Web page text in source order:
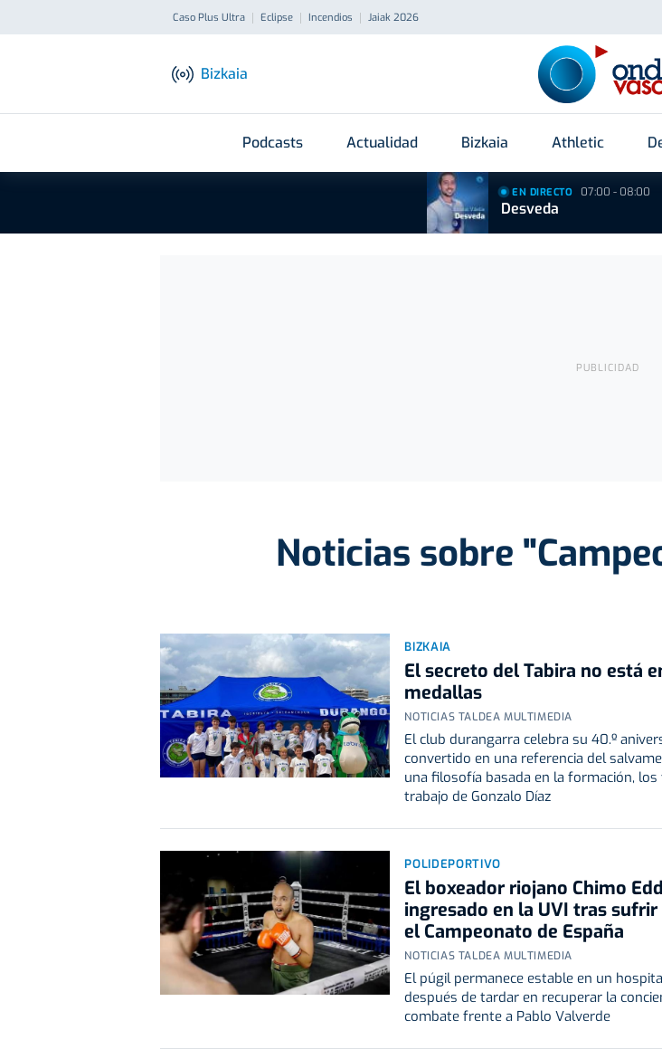
Caso Plus Ultra Eclipse Incendios Jaiak 2026
Bizkaia
Podcasts Actualidad Bizkaia Athletic
EN DIRECTO 07:00 - 08:00
Desveda
Noticias sobre
BIZKAIA
El secreto del Tabira no está
medallas
NOTICIAS TALDEA MULTIMEDIA
El club durangarra celebra su 40.º
convertido en una referencia del
una filosofía basada en la formación,
trabajo de Gonzalo Díaz
POLIDEPORTIVO
El boxeador riojano Chimo
ingresado en la UVI tras sufrir
el Campeonato de España
NOTICIAS TALDEA MULTIMEDIA
El púgil permanece estable en un
después de tardar en recuperar la
combate frente a Pablo Valverde